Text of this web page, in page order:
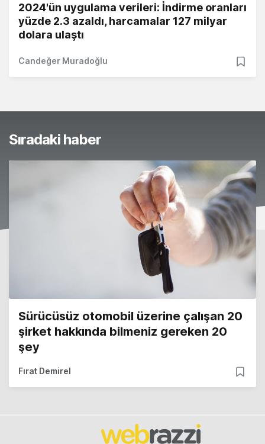
2024'ün uygulama verileri: İndirme oranları
yüzde 2.3 azaldı, harcamalar 127 milyar
dolara ulaştı
Candeğer Muradoğlu
Sıradaki haber
Sürücüsüz otomobil üzerine çalışan 20
şirket hakkında bilmeniz gereken 20
şey
Fırat Demirel